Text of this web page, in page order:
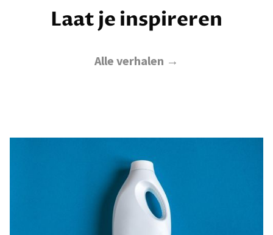
Laat je inspireren
Alle verhalen →